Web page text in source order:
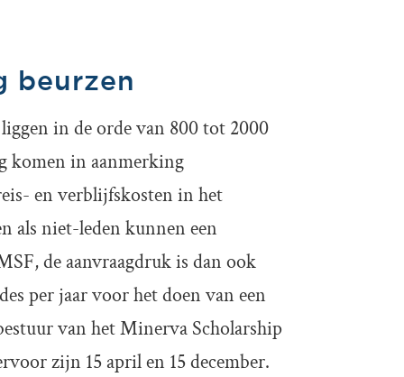
beurzen
in de orde van 800 tot 2000
komen in aanmerking
en verblijfskosten in het
als niet-leden kunnen een
de aanvraagdruk is dan ook
per jaar voor het doen van een
van het Minerva Scholarship
zijn 15 april en 15 december.